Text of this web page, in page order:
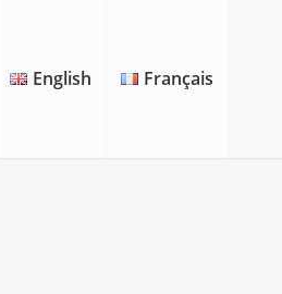
English Français